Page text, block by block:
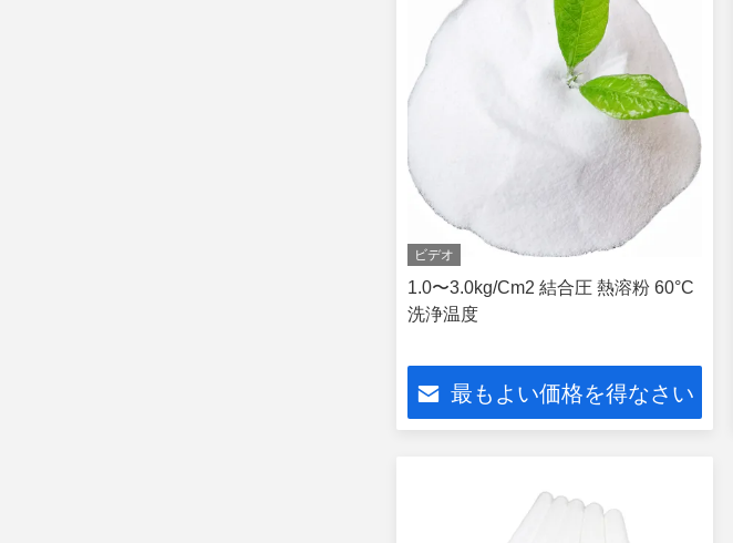
ビデオ
1.0〜3.0kg/Cm2 結合圧 熱溶粉 60°C
洗浄温度
最もよい価格を得なさい